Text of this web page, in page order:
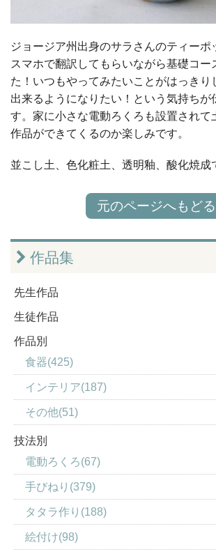
ジョージア州出身のサラさんのティーポ
スマホで翻訳してもらいながら基礎コー
た！いつもやってみたいことがはっきり
出来るようになりたい！という気持ちが
す。家に小さな電動ろくろも設置されて
作品ができてくるのか楽しみです。
並こし土、色化粧土、透明釉、酸化焼成
元のページへもどる
作品集
先生作品
生徒作品
作品別
食器(425)
インテリア(187)
その他(51)
技法別
電動ろくろ(67)
手びねり(379)
タタラ作り(188)
絵付け(98)